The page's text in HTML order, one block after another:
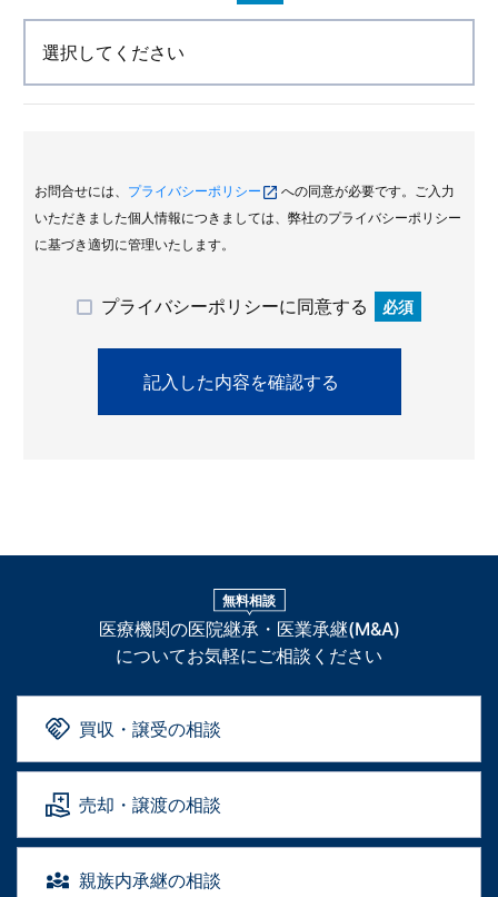
お問合せには、 プライバシーポリシー
への同意が必要です。ご入力
いただきました個人情報につきましては、弊社のプライバシーポリシー
に基づき適切に管理いたします。
プライバシーポリシーに同意する 必須
無料相談
医療機関の医院継承・医業承継(M&A)
についてお気軽にご相談ください
買収・譲受の相談
売却・譲渡の相談
親族内承継の相談